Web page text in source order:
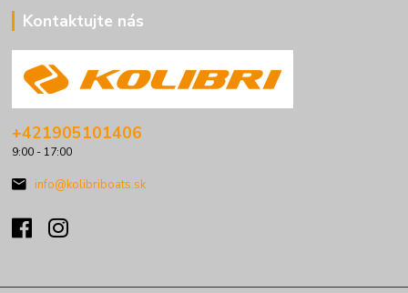
Kontaktujte nás
+421905101406
9:00 - 17:00
info@kolibriboats.sk